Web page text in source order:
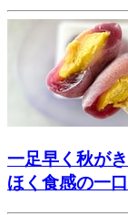
一足早く秋が
ほく食感の一